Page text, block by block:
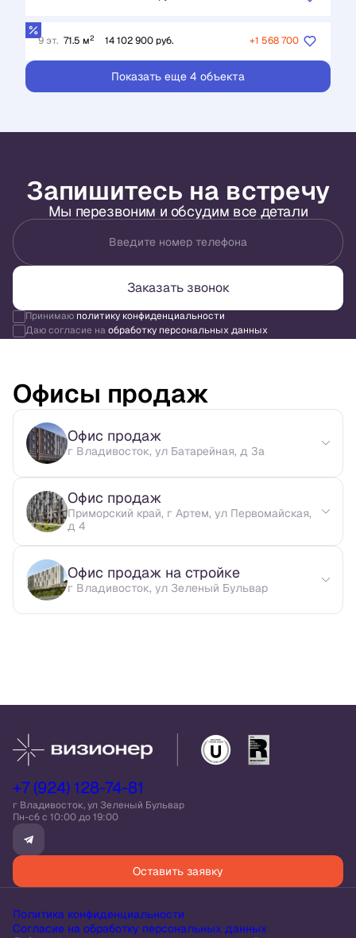
9 эт. 71.5 м2 14 102 900 руб. +1 568 700
Показать еще 4 объектa
Запишитесь на встречу
Мы перезвоним и обсудим все детали
Введите номер телефона
Заказать звонок
Принимаю политику конфиденциальности
Даю согласие наобработку персональных данных
Офисы продаж
Офис продаж
г Владивосток, ул Батарейная, д 3а
Офис продаж
Приморский край, г Артем, ул Первомайская,
д 4
Офис продаж на стройке
г Владивосток, ул Зеленый Бульвар
+7 (924) 128-74-81
г Владивосток, ул Зеленый Бульвар
Пн-сб c 10:00 до 19:00
Оставить заявку
Политика конфиденциальности
Согласие на обработку персональных данных